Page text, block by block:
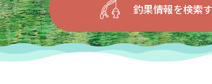
釣果情報を検索